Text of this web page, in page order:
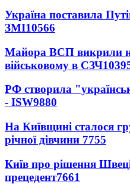
Україна поставила
ЗМІ10566
Майора ВСП викрили
військовому в СЗЧ
РФ створила
- ISW9880
На Київщині сталося
річної дівчини 7755
Київ про рішення
прецедент7661